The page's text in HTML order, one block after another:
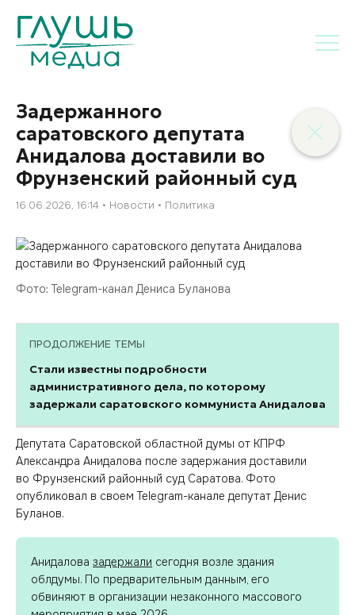
Задержанного
саратовского депутата
Анидалова доставили во
Фрунзенский районный суд
16.06.2026, 16:14 Новости Политика
Фото: Telegram-канал Дениса Буланова
ПРОДОЛЖЕНИЕ ТЕМЫ
Стали известны подробности
административного дела, по которому
задержали саратовского коммуниста Анидалова
Депутата Саратовской областной думы от КПРФ
Александра Анидалова после задержания доставили
во Фрунзенский районный суд Саратова. Фото
опубликовал в своем Telegram-канале депутат Денис
Буланов.
Анидаловазадержали сегодня возле здания
облдумы. По предварительным данным, его
обвиняют в организации незаконного массового